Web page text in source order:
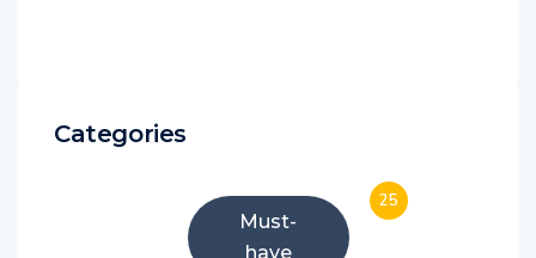
Categories
Must-
have
25